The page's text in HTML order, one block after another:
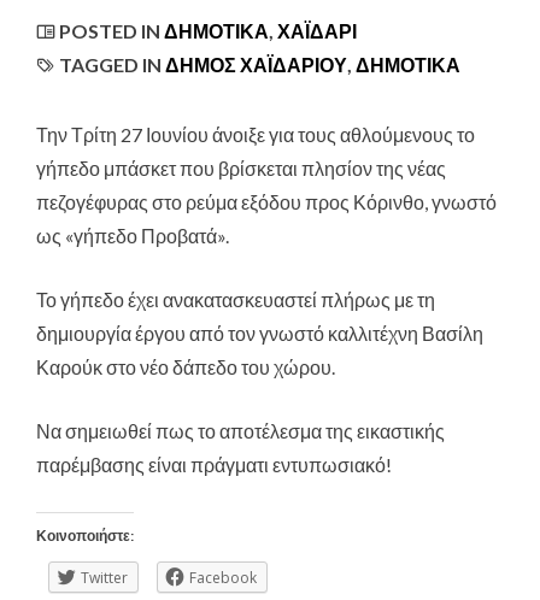
POSTED IN ΔΗΜΟΤΙΚΆ, ΧΑΪΔΆΡΙ
TAGGED IN ΔΗΜΟΣ ΧΑΪΔΑΡΙΟΥ, ΔΗΜΟΤΙΚΑ
Την Τρίτη 27 Ιουνίου άνοιξε για τους αθλούμενους το
γήπεδο μπάσκετ που βρίσκεται πλησίον της νέας
πεζογέφυρας στο ρεύμα εξόδου προς Κόρινθο, γνωστό
ως «γήπεδο Προβατά».
Το γήπεδο έχει ανακατασκευαστεί πλήρως με τη
δημιουργία έργου από τον γνωστό καλλιτέχνη Βασίλη
Καρούκ στο νέο δάπεδο του χώρου.
Να σημειωθεί πως το αποτέλεσμα της εικαστικής
παρέμβασης είναι πράγματι εντυπωσιακό!
Κοινοποιήστε:
Twitter Facebook